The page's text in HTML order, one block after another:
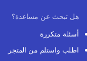
هل تبحث عن مساعدة؟
أسئلة متكررة
اطلب واستلم من المتجر